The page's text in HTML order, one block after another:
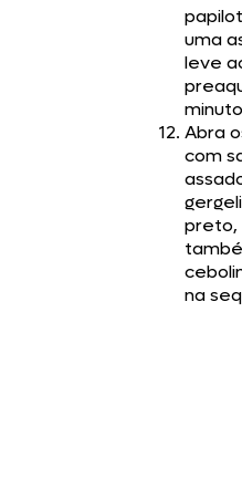
uma
leve
Abra
com
preto,
na